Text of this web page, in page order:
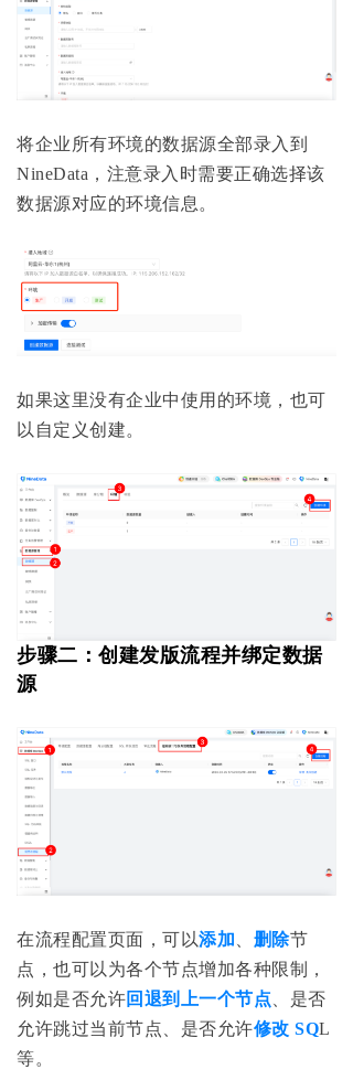
将企业所有环境的数据源全部录入到
NineData，注意录入时需要正确选择该
数据源对应的环境信息。
如果这里没有企业中使用的环境，也可
以自定义创建。
步骤二：创建发版流程并绑定数据
源
在流程配置页面，可以添加 删除节
点，也可以为各个节点增加各种限制，
例如是否允许回退到上一个节点 、是否
允许跳过当前节点、是否允许修改 SQL
等。